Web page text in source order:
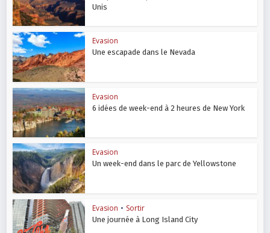
Unis
Evasion
Une escapade dans le Nevada
Evasion
6 idées de week-end à 2 heures de New York
Evasion
Un week-end dans le parc de Yellowstone
Evasion • Sortir
Une journée à Long Island City